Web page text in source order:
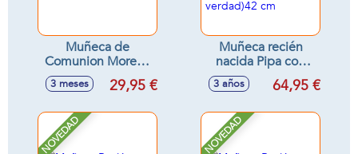
Muñeca de
Comunion Morena
42 cm
3 meses 29,95 €
Muñeca recién
nacida Pipa con
mordedor (pesa
como un bebe de
3 años 64,95 €
NOVEDAD NOVEDAD